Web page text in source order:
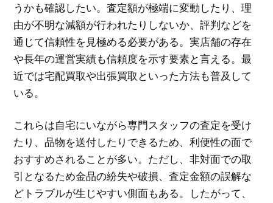
うかも確認したい。査定額が極端に変動したり、理
由が不明な減額が行われたりしないか、評判などを
通じて信頼性を見極める必要がある。実店舗の存在
や長年の運営実績も信頼度を示す要素と言える。最
近では宅配買取や出張買取といった方法も普及して
いる。
これらは自宅にいながら専門スタッフの査定を受け
たり、品物を送付したりできるため、利便性の面で
おすすめされることが多い。ただし、非対面での取
引となるため金品の紛失や破損、査定金額の誤解な
どトラブルが生じやすい側面もある。したがって、